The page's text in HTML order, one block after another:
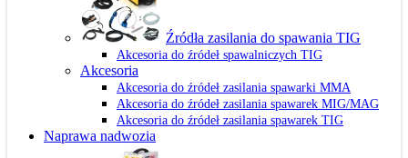
Źródła zasilania do spawania TIG
Akcesoria do źródeł spawalniczych TIG
Akcesoria
Akcesoria do źródeł zasilania spawarki MMA
Akcesoria do źródeł zasilania spawarek MIG/MAG
Akcesoria do źródeł zasilania spawarek TIG
Naprawa nadwozia